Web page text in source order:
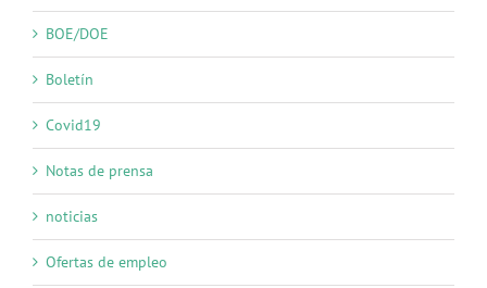
BOE/DOE
Boletín
Covid19
Notas de prensa
noticias
Ofertas de empleo